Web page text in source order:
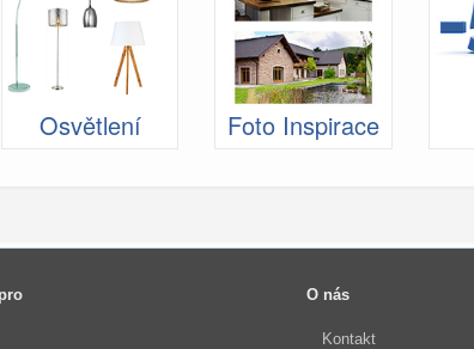
Osvětlení Foto Inspirace
O nás
Kontakt